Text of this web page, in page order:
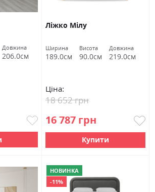
Довжина
206.0см
Ліжко Мілу
Ширина
189.0см
Висота
90.0см
Довжина
219.0см
Ціна:
16 787 грн
18 652 грн
Купити
НОВИНКА
-11%